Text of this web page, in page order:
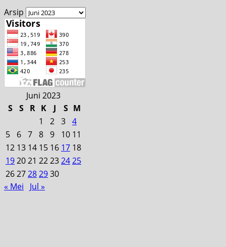
Arsip
Juni 2023
S
S R K J S M
1
2 3 4
5
6 7 8 9 10 11
12 13 14 15 16 17 18
192021 22232425
2627282930
« Mei
Jul »